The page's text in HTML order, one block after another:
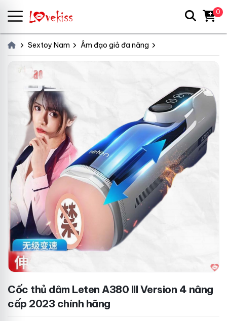
Sextoy Nam Âm đạo giả đa năng
Cốc thủ dâm Leten A380 III Version 4 nâng
cấp 2023 chính hãng
0